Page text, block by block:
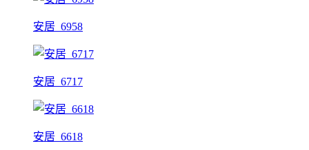
安居_6958
安居_6717
安居_6618